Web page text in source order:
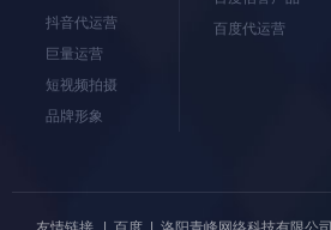
抖音代运营
巨量运营
短视频拍摄
品牌形象
百度代运营